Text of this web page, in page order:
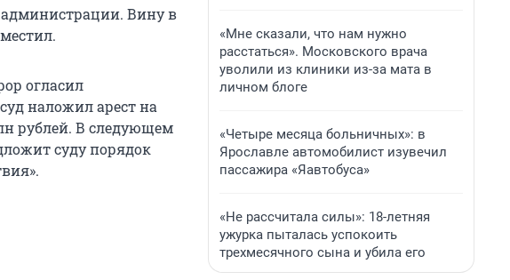
администрации. Вину в
огласил
наложил арест на
рублей. В следующем
суду порядок
«Мне сказали, что нам нужно
расстаться». Московского врача
уволили из клиники из-за мата в
личном блоге
«Четыре месяца больничных»: в
Ярославле автомобилист изувечил
пассажира «Яавтобуса»
«Не рассчитала силы»: 18-летняя
ужурка пыталась успокоить
трехмесячного сына и убила его